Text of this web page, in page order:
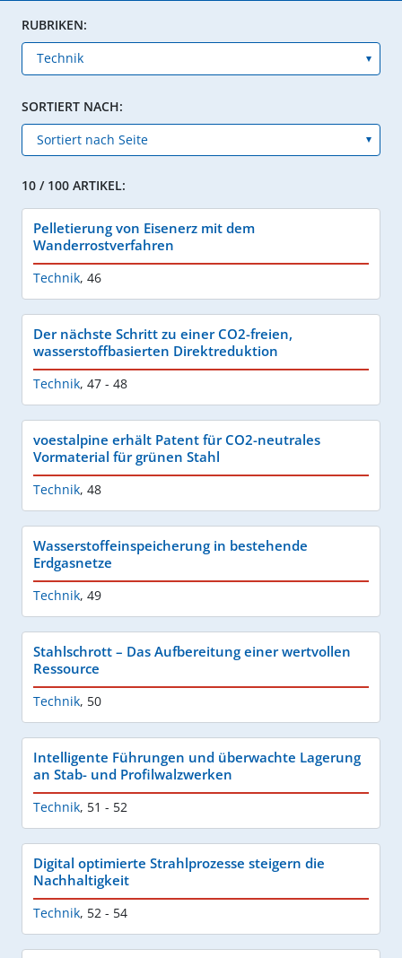
RUBRIKEN:
SORTIERT NACH:
10 / 100 ARTIKEL:
Pelletierung von Eisenerz mit dem
Wanderrostverfahren
Technik, 46
Der nächste Schritt zu einer CO2-freien,
wasserstoffbasierten Direktreduktion
Technik, 47 - 48
voestalpine erhält Patent für CO2-neutrales
Vormaterial für grünen Stahl
Technik, 48
Wasserstoffeinspeicherung in bestehende
Erdgasnetze
Technik, 49
Stahlschrott – Das Aufbereitung einer wertvollen
Ressource
Technik, 50
Intelligente Führungen und überwachte Lagerung
an Stab- und Profilwalzwerken
Technik, 51 - 52
Digital optimierte Strahlprozesse steigern die
Nachhaltigkeit
Technik, 52 - 54